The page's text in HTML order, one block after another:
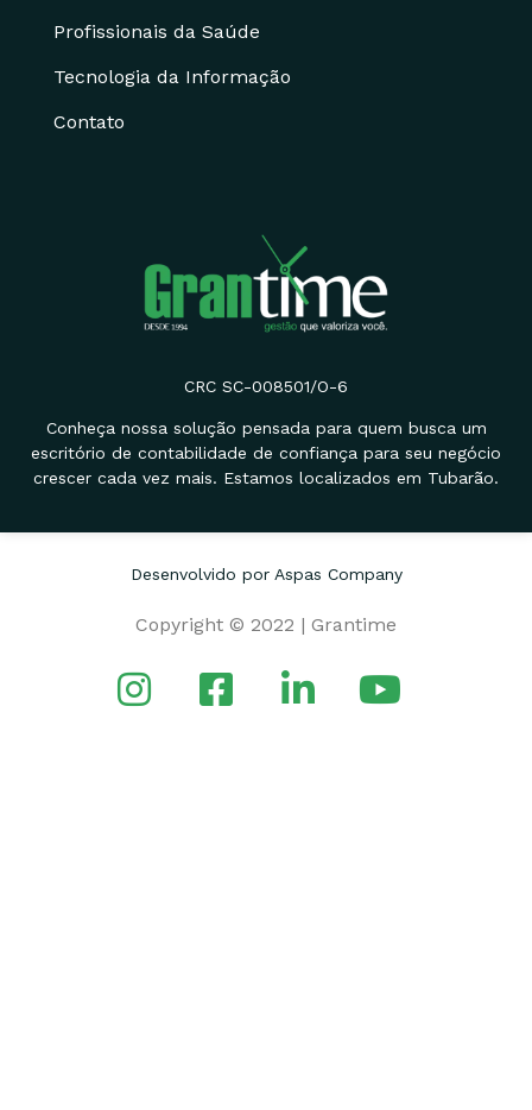
CRC SC-008501/O-6
Conheça nossa solução pensada para quem busca um
escritório de contabilidade de confiança para seu negócio
crescer cada vez mais. Estamos localizados em Tubarão.
Profissionais da Saúde
Tecnologia da Informação
Contato
Desenvolvido por Aspas Company
Copyright © 2022 | Grantime